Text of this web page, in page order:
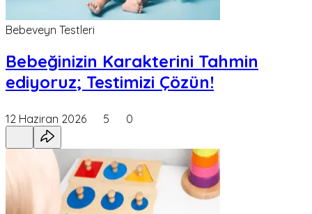
Bebeveyn Testleri
Bebeğinizin Karakterini Tahmin
ediyoruz; Testimizi Çözün!
12 Haziran 2026 5 0